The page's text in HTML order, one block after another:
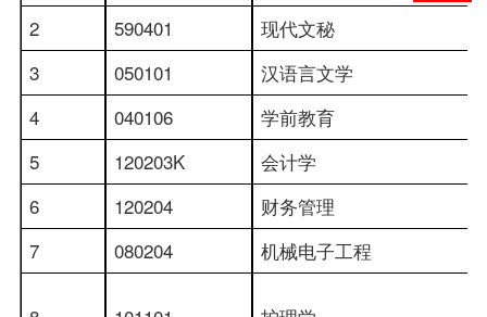
2
590401
现代文秘
3
050101
汉语言文学
4
040106
学前教育
5
120203K
会计学
6
120204
财务管理
7
080204 机械电子工程